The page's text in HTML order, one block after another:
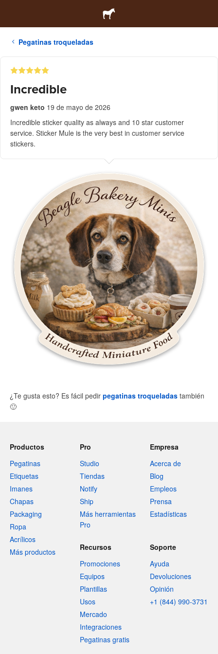
Pegatinas troqueladas
Incredible
gwen keto 19 de mayo de 2026
Incredible sticker quality as always and 10 star customer
service. Sticker Mule is the very best in customer service
stickers.
¿Te gusta esto? Es fácil pedir pegatinas troqueladas también
🙂
Productos
Pegatinas
Etiquetas
Imanes
Chapas
Packaging
Ropa
Acrílicos
Más productos
Pro
Studio
Tiendas
Notify
Ship
Más herramientas
Pro
Empresa
Acerca de
Blog
Empleos
Prensa
Estadísticas
Recursos
Promociones
Equipos
Plantillas
Usos
Mercado
Integraciones
Pegatinas gratis
Soporte
Ayuda
Devoluciones
Opinión
+1 (844) 990-3731